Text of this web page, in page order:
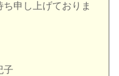
申し上げておりま
子